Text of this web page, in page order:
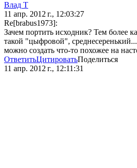
Влад Т
11 апр. 2012 г., 12:03:27
Re[brabus1973]:
Зачем портить исходник? Тем более
такой "цыфровой",
можно создать что-то похожее на
ОтветитьЦитироватьПоделиться
11 апр. 2012 г., 12:11:31